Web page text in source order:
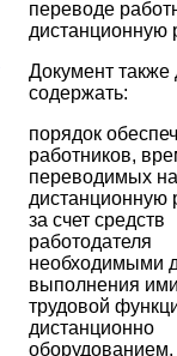
переводе
дистанционную
Документ также
содержать:
порядок
работников,
переводимых на
дистанционную
за счет средств
работодателя
необходимыми
выполнения
трудовой
дистанционно
оборудованием,